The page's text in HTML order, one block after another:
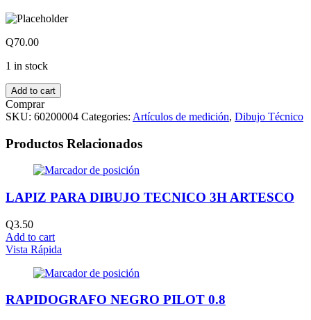
Q70.00
1 in stock
Add to cart
Comprar
SKU: 60200004 Categories: Artículos de medición, Dibujo Técnico
Productos Relacionados
LAPIZ PARA DIBUJO TECNICO 3H ARTESCO
Q3.50
Add to cart
Vista Rápida
RAPIDOGRAFO NEGRO PILOT 0.8